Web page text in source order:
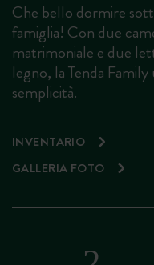
Che bello dormire
famiglia! Con due
matrimoniale e due
legno, la Tenda
semplicità.
INVENTARIO
GALLERIA FOTO